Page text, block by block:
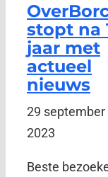
stopt na
jaar met
actueel
nieuws
29 september
2023
Beste